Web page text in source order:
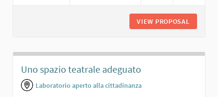
VIEW PROPOSAL
Uno spazio teatrale adeguato
Laboratorio aperto alla cittadinanza